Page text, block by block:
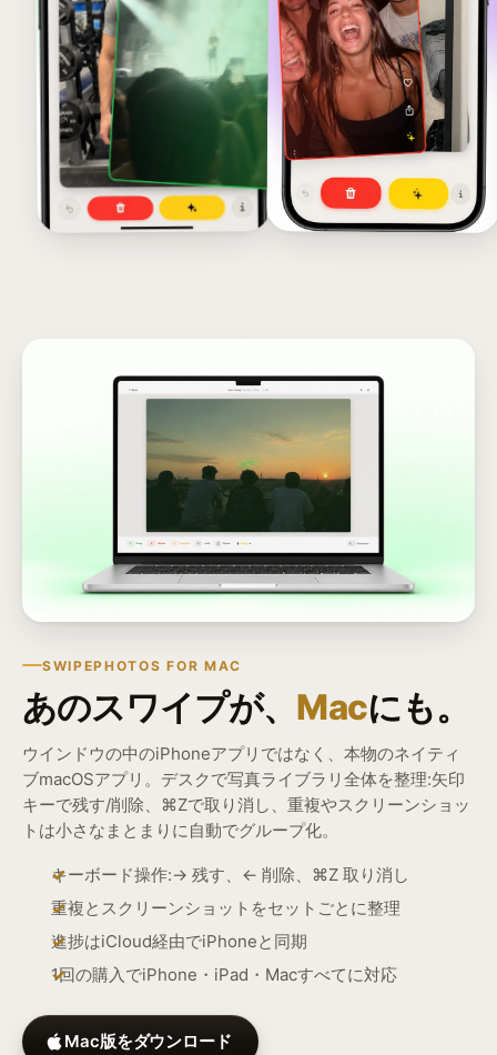
SWIPEPHOTOS FOR MAC
あのスワイプが、 Macにも。
ウインドウの中のiPhoneアプリではなく、本物のネイティ
ブmacOSアプリ。デスクで写真ライブラリ全体を整理:矢印
キーで残す/削除、⌘Zで取り消し、重複やスクリーンショッ
トは小さなまとまりに自動でグループ化。
キーボード操作:→ 残す、← 削除、⌘Z 取り消し
重複とスクリーンショットをセットごとに整理
進捗はiCloud経由でiPhoneと同期
1回の購入でiPhone・iPad・Macすべてに対応
Mac版をダウンロード